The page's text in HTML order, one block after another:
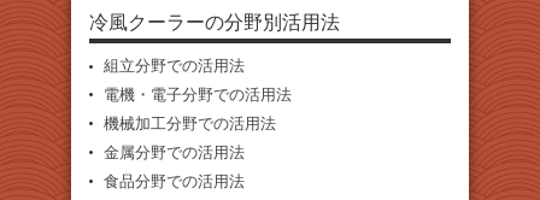
冷風クーラーの分野別活用法
組立分野での活用法
電機・電子分野での活用法
機械加工分野での活用法
金属分野での活用法
食品分野での活用法